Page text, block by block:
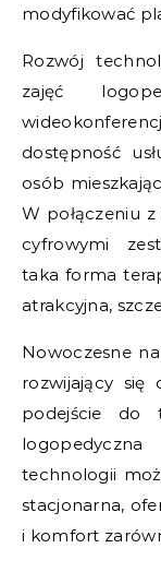
modyfikować
Rozwój
zajęć
dostępność
osób
W połączeniu
cyfrowymi
taka forma
atrakcyjna,
Nowoczesne
rozwijający się
podejście do
technologii
stacjonarna,
i komfort